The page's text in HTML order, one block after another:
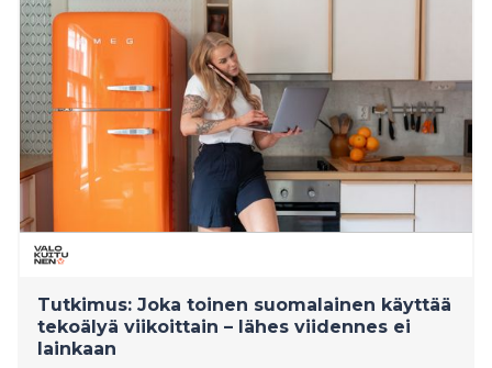
Tutkimus: Joka toinen suomalainen käyttää
tekoälyä viikoittain – lähes viidennes ei
lainkaan